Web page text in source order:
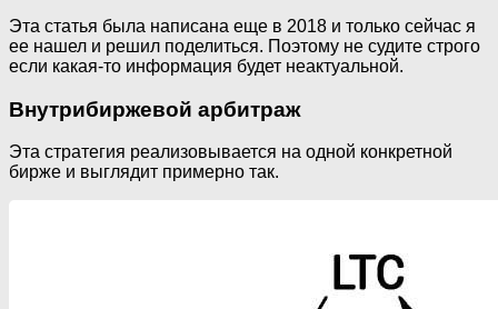
Эта статья была написана еще в 2018 и только сейчас я
ее нашел и решил поделиться. Поэтому не судите строго
если какая-то информация будет неактуальной.
Внутрибиржевой арбитраж
Эта стратегия реализовывается на одной конкретной
бирже и выглядит примерно так.